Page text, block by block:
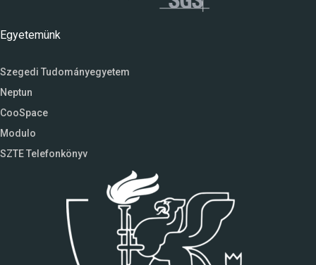
Egyetemünk
Szegedi Tudományegyetem
Neptun
CooSpace
Modulo
SZTE Telefonkönyv